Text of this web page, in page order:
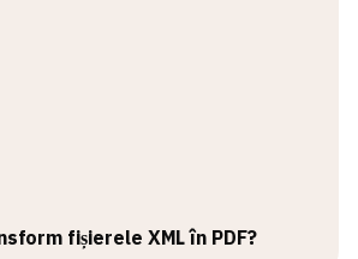
fișierele XML în PDF?